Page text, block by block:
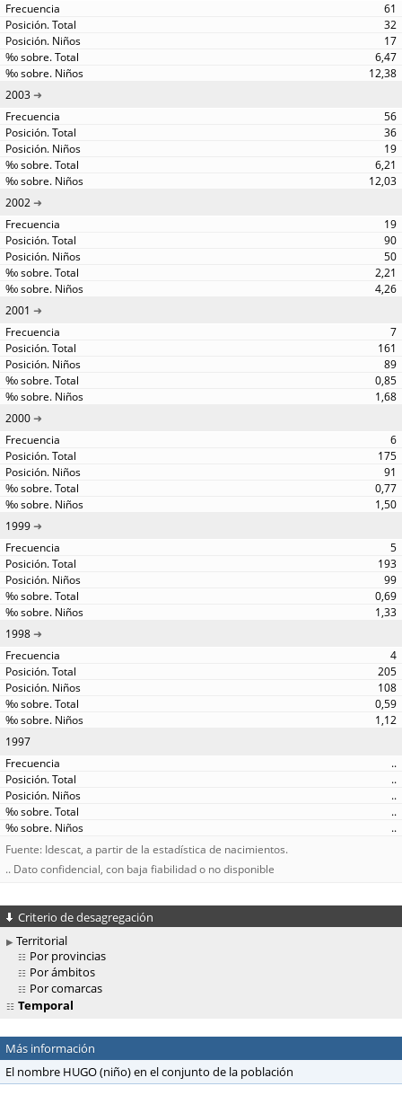
61
32
17
6,47
12,38
2003
56
36
19
6,21
12,03
2002
19
90
50
2,21
4,26
2001
7
161
89
0,85
1,68
2000
6
175
91
0,77
1,50
1999
5
193
99
0,69
1,33
1998
4
205
108
0,59
1,12
1997
..
..
..
..
..
Fuente: Idescat, a partir de la estadística de nacimientos.
.. Dato confidencial, con baja fiabilidad o no disponible
Criterio de desagregación
Territorial
Por provincias
Por ámbitos
Por comarcas
Temporal
Más información
El nombre HUGO (niño) en el conjunto de la población